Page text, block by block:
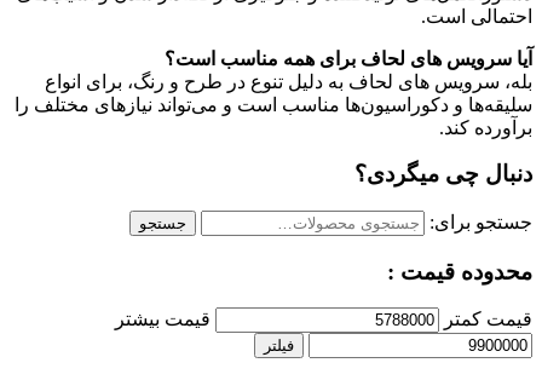
احتمالی است.
آیا سرویس های لحاف برای همه مناسب است؟
بله، سرویس های لحاف به دلیل تنوع در طرح و رنگ، برای انواع
سلیقه‌ها و دکوراسیون‌ها مناسب است و می‌تواند نیازهای مختلف را
برآورده کند.
دنبال چی میگردی؟
جستجو برای: جستجو
محدوده قیمت :
قیمت کمتر قیمت بیشتر
فیلتر